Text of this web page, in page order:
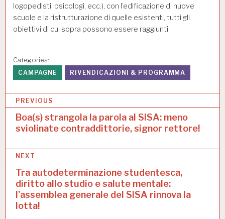
logopedisti, psicologi, ecc.), con l’edificazione di nuove
scuole e la ristrutturazione di quelle esistenti, tutti gli
obiettivi di cui sopra possono essere raggiunti!
Categories:
CAMPAGNE
RIVENDICAZIONI & PROGRAMMA
N
v
i
g
PREVIOUS
Boa(s) strangola la parola al SISA: meno
sviolinate contraddittorie, signor rettore!
NEXT
Tra autodeterminazione studentesca,
diritto allo studio e salute mentale:
l’assemblea generale del SISA rinnova la
lotta!